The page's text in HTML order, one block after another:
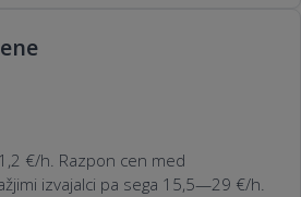
€/h. Razpon cen med
izvajalci pa sega 15,5—29 €/h.